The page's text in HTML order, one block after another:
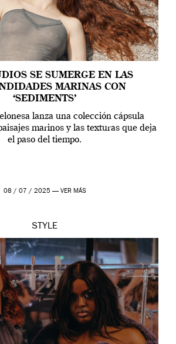
SE SUMERGE EN LAS
MARINAS CON
‘SEDIMENTS’
lanza una colección cápsula
marinos y las texturas que deja
el paso del tiempo.
08 / 07 / 2025 — VER MÁS
STYLE